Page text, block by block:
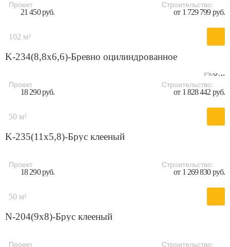
Проект
21 450 руб.
Строительство:
от 1 729 799 руб.
102 м²
K-234(8,8x6,6)-Бревно оцилиндрованное
Проект
18 290 руб.
Строительство:
от 1 828 442 руб.
50 м²
K-235(11x5,8)-Брус клееный
Проект
18 290 руб.
Строительство:
от 1 269 830 руб.
50 м²
N-204(9x8)-Брус клееный
Проект Строительство: